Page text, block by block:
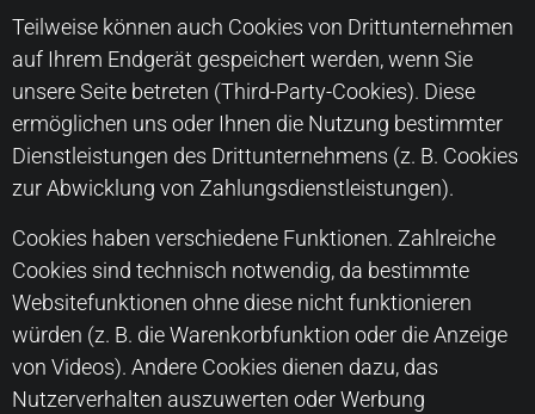
Teilweise können auch Cookies von Drittunternehmen
auf Ihrem Endgerät gespeichert werden, wenn Sie
unsere Seite betreten (Third-Party-Cookies). Diese
ermöglichen uns oder Ihnen die Nutzung bestimmter
Dienstleistungen des Drittunternehmens (z. B. Cookies
zur Abwicklung von Zahlungsdienstleistungen).
Cookies haben verschiedene Funktionen. Zahlreiche
Cookies sind technisch notwendig, da bestimmte
Websitefunktionen ohne diese nicht funktionieren
würden (z. B. die Warenkorbfunktion oder die Anzeige
von Videos). Andere Cookies dienen dazu, das
Nutzerverhalten auszuwerten oder Werbung